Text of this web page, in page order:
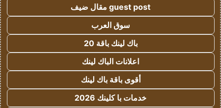
guest post مقال ضيف
سوق العرب
باك لينك باقة 20
اعلانات الباك لينك
أقوى باقة باك لينك
خدمات با كلينك 2026